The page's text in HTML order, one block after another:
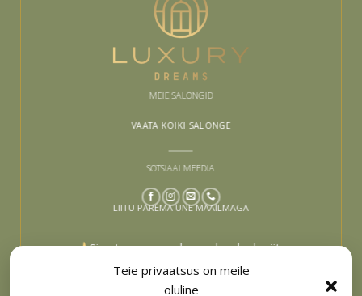
Teie privaatsus on meile
oluline
MEIE SALONGID
VAATA KÕIKI SALONGE
SOTSIAALMEEDIA
LIITU PAREMA UNE MAAILMAGA
Sinu tee paremaks uneks algab siit –
liitu ja lase end inspireerida